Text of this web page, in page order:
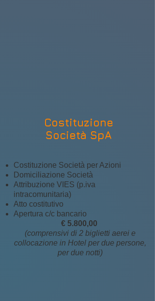
Costituzione
Società SpA
Costituzione Società per Azioni
Domiciliazione Società
Attribuzione VIES (p.iva
intracomunitaria)
Atto costitutivo
Apertura c/c bancario
€ 5.800,00
(comprensivi di 2 biglietti aerei e
collocazione in Hotel per due persone,
per due notti)